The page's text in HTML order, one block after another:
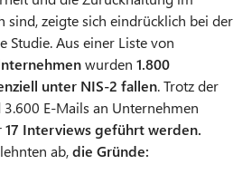
sind, zeigte sich eindrücklich bei der
Studie. Aus einer Liste von
wurden 1.800
unter NIS-2 fallen. Trotz der
E-Mails an Unternehmen
17 Interviews geführt werden.
ab,die Gründe: